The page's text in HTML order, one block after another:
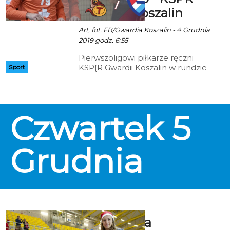
Sport
Gwardia Koszalin
Art, fot. FB/Gwardia Koszalin - 4 Grudnia
2019 godz. 6:55
Pierwszoligowi piłkarze ręczni
KSP{R Gwardii Koszalin w rundzie
Czwartek 5
Grudnia
Mikołajki na